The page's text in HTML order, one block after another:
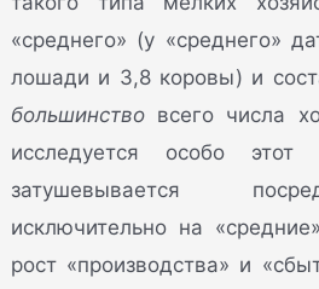
«среднего» (у «среднего»
лошади и 3,8 коровы) и
большинство всего числа
исследуется особо
затушевывается
исключительно на
рост «производства» и